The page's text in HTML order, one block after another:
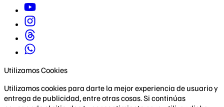
Utilizamos Cookies
Utilizamos cookies para darte la mejor experiencia de usuario y
entrega de publicidad, entre otras cosas. Si continúas